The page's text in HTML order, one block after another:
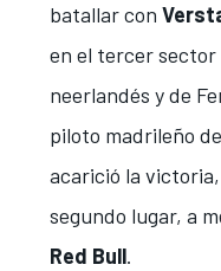
batallar con
en el tercer
neerlandés y de
piloto madrileño
acarició la victoria
segundo lugar, a
Red Bull.